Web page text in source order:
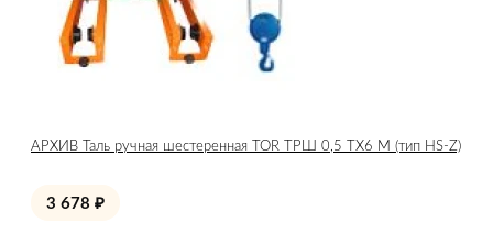
АРХИВ Таль ручная шестеренная TOR ТРШ 0,5 ТХ6 М (тип HS-Z)
3 678 ₽